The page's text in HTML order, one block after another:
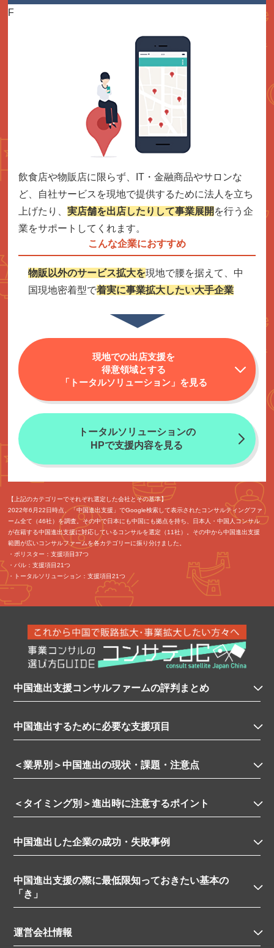
F
飲食店や物販店に限らず、IT・金融商品やサロンな
ど、自社サービスを現地で提供するために法人を立ち
上げたり、実店舗を出店したりして事業展開 を行う企
業をサポートしてくれます。
こんな企業におすすめ
物販以外のサービス拡大を現地で腰を据えて、中
国現地密着型で着実に事業拡大したい大手企業
現地での出店支援を
得意領域とする
「トータルソリューション」を見る
トータルソリューションの
HPで支援内容を見る
【上記のカテゴリーでそれぞれ選定した会社とその基準】
2022年6月22日時点、「中国進出支援」でGoogle検索して表示されたコンサルティングファ
ーム全て（46社）を調査。その中で日本にも中国にも拠点を持ち、日本人・中国人コンサル
が在籍する中国進出支援に対応しているコンサルを選定（11社）。その中から中国進出支援
範囲が広いコンサルファームを各カテゴリーに振り分けました。
・ポリスター：支援項目37つ
・パル：支援項目21つ
・トータルソリューション：支援項目21つ
中国進出支援コンサルファームの評判まとめ
中国進出するために必要な支援項目
＜業界別＞中国進出の現状・課題・注意点
＜タイミング別＞進出時に注意するポイント
中国進出した企業の成功・失敗事例
中国進出支援の際に最低限知っておきたい基本の
「き」
運営会社情報